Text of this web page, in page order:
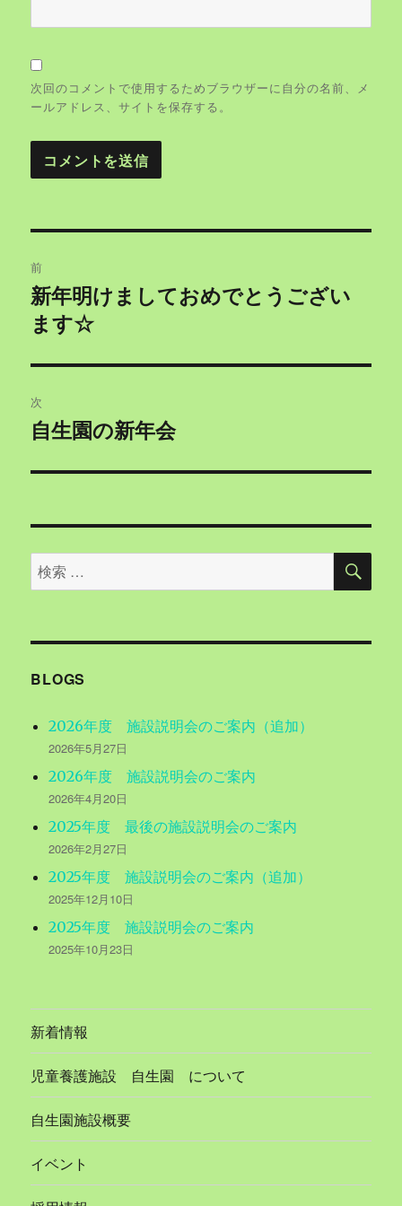
次回のコメントで使用するためブラウザーに自分の名前、メ
ールアドレス、サイトを保存する。
稿
ナ
ビ
ゲ
ー
シ
ン
前
過
去
投
稿:
新年明けましておめでとうござい
ます☆
次
次
投
自生園の新年会
検
索
象:
検
BLOGS
2026年度 施設説明会のご案内（追加）
2026年5月27日
2026年度 施設説明会のご案内
2026年4月20日
2025年度 最後の施設説明会のご案内
2026年2月27日
2025年度 施設説明会のご案内（追加）
2025年12月10日
2025年度 施設説明会のご案内
2025年10月23日
新着情報
児童養護施設 自生園 について
自生園施設概要
イベント